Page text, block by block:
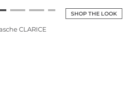
SHOP THE LOOK
CLARICE